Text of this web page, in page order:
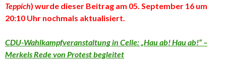
Teppich) wurde dieser Beitrag am 05. September 16 um
20:10 Uhr nochmals aktualisiert.
CDU-Wahlkampfveranstaltung in Celle: „Hau ab! Hau ab!“ –
Merkels Rede von Protest begleitet